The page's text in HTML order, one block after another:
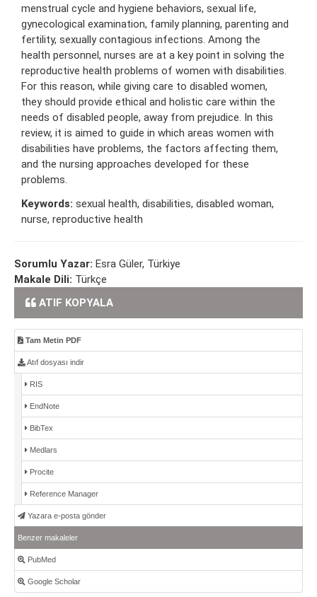
menstrual cycle and hygiene behaviors, sexual life,
gynecological examination, family planning, parenting and
fertility, sexually contagious infections. Among the
health personnel, nurses are at a key point in solving the
reproductive health problems of women with disabilities.
For this reason, while giving care to disabled women,
they should provide ethical and holistic care within the
needs of disabled people, away from prejudice. In this
review, it is aimed to guide in which areas women with
disabilities have problems, the factors affecting them,
and the nursing approaches developed for these
problems.
Keywords: sexual health, disabilities, disabled woman,
nurse, reproductive health
Sorumlu Yazar: Esra Güler, Türkiye
Makale Dili: Türkçe
ATIF KOPYALA
Tam Metin PDF
Atıf dosyası indir
RIS
EndNote
BibTex
Medlars
Procite
Reference Manager
Yazara e-posta gönder
Benzer makaleler
PubMed
Google Scholar